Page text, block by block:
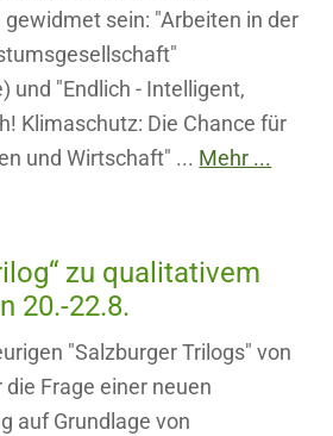
sein: "Arbeiten in der
und "Endlich - Intelligent,
Klimaschutz: Die Chance für
und Wirtschaft" ... Mehr ...
zu qualitativem
20.-22.8.
"Salzburger Trilogs" von
Frage einer neuen
auf Grundlage von